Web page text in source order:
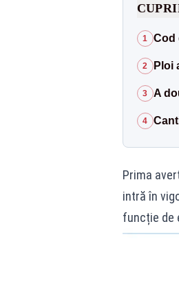
1 Cod
2 Ploi
3 A
4
Prima
intră în
funcție de